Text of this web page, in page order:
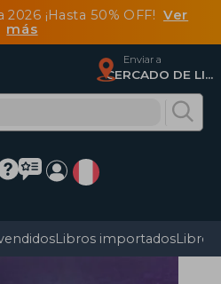
2026 ¡Hasta 50% OFF!Ver
más
Enviar a
CERCADO DE LIMA, Lima
Libros importadosLibros